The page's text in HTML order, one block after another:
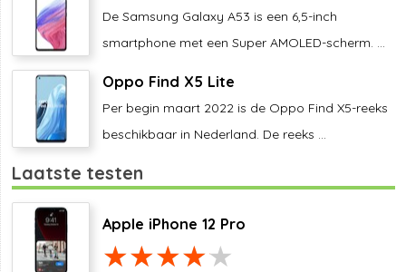
De Samsung Galaxy A53 is een 6,5-inch
smartphone met een Super AMOLED-scherm. ...
Oppo Find X5 Lite
Per begin maart 2022 is de Oppo Find X5-reeks
beschikbaar in Nederland. De reeks ...
Laatste testen
Apple iPhone 12 Pro